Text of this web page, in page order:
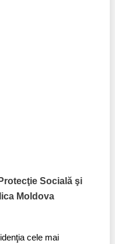
Socială şi
Moldova
cele mai